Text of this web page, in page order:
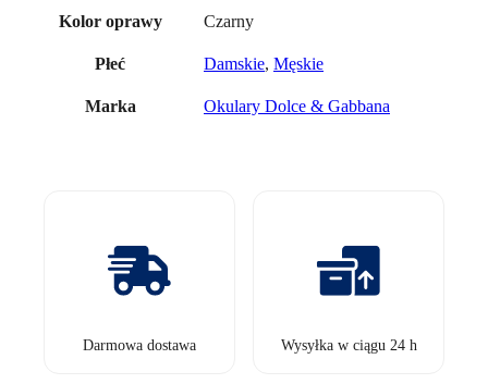
Kolor oprawy Czarny
Płeć Damskie, Męskie
Marka Okulary Dolce & Gabbana
Darmowa dostawa Wysyłka w ciągu 24 h